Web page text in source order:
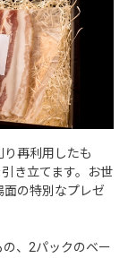
再利用したも
き立てます。お世
の特別なプレゼ
、2パックのベー